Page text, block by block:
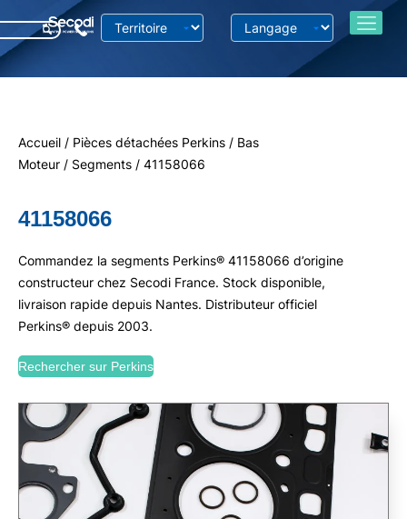
Accueil / Pièces détachées Perkins / Bas
Moteur / Segments / 41158066
41158066
Commandez la segments Perkins® 41158066 d’origine
constructeur chez Secodi France. Stock disponible,
livraison rapide depuis Nantes. Distributeur officiel
Perkins® depuis 2003.
Rechercher sur Perkins